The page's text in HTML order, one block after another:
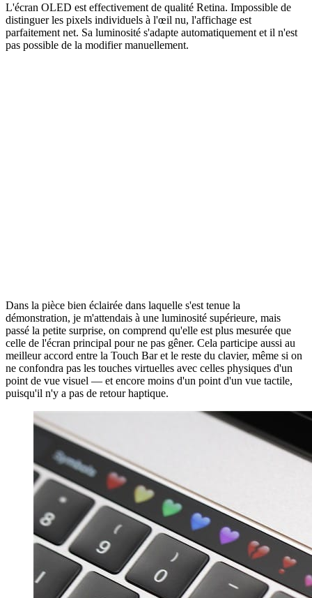
L'écran OLED est effectivement de qualité Retina. Impossible de
distinguer les pixels individuels à l'œil nu, l'affichage est
parfaitement net. Sa luminosité s'adapte automatiquement et il n'est
pas possible de la modifier manuellement.
Dans la pièce bien éclairée dans laquelle s'est tenue la
démonstration, je m'attendais à une luminosité supérieure, mais
passé la petite surprise, on comprend qu'elle est plus mesurée que
celle de l'écran principal pour ne pas gêner. Cela participe aussi au
meilleur accord entre la Touch Bar et le reste du clavier, même si on
ne confondra pas les touches virtuelles avec celles physiques d'un
point de vue visuel — et encore moins d'un point d'un vue tactile,
puisqu'il n'y a pas de retour haptique.